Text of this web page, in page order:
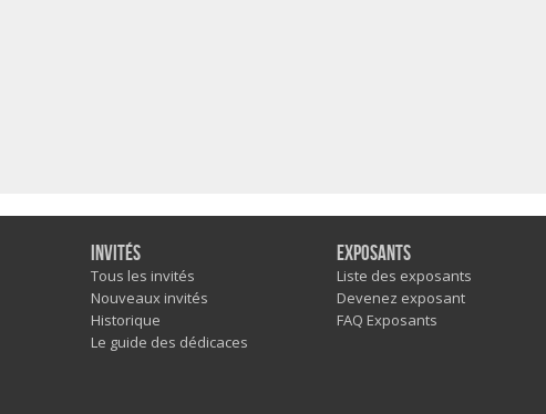
Invités
Tous les invités
Nouveaux invités
Historique
Le guide des dédicaces
Exposants
Liste des exposants
Devenez exposant
FAQ Exposants